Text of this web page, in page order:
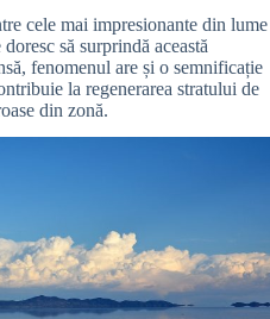
cele mai impresionante din lume
să surprindă această
fenomenul are și o semnificație
la regenerarea stratului de
din zonă.